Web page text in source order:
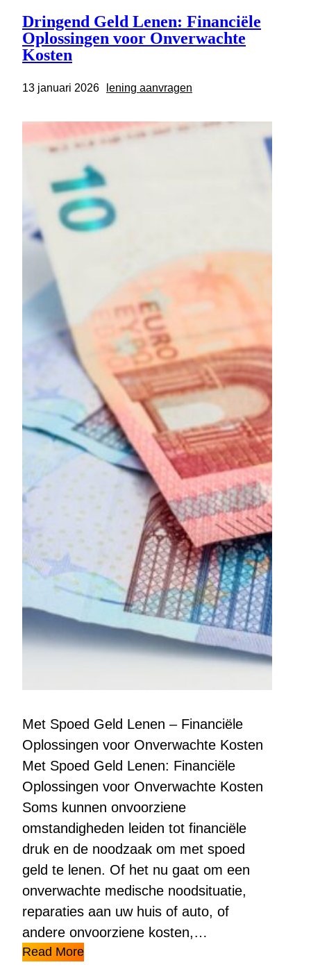
Dringend Geld Lenen: Financiële
Oplossingen voor Onverwachte
Kosten
13 januari 2026 lening aanvragen
Met Spoed Geld Lenen – Financiële
Oplossingen voor Onverwachte Kosten
Met Spoed Geld Lenen: Financiële
Oplossingen voor Onverwachte Kosten
Soms kunnen onvoorziene
omstandigheden leiden tot financiële
druk en de noodzaak om met spoed
geld te lenen. Of het nu gaat om een
onverwachte medische noodsituatie,
reparaties aan uw huis of auto, of
andere onvoorziene kosten,…
Read More